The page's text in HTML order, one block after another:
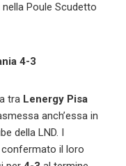
Poule Scudetto
4-3
tra Lenergy Pisa
anch’essa in
della LND. I
confermato il loro